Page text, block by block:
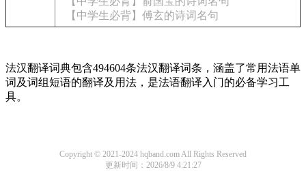
【中学生必背】傅玄的诗词名句
法汉翻译词典包含494604条法汉翻译词条，涵盖了常用法语单
词及词组短语的翻译及用法，是法语翻译入门的必备学习工
具。
Copyright © 2021-2024 hqband.com All Rights Reserved
更新时间：2026/8/9 4:21:27